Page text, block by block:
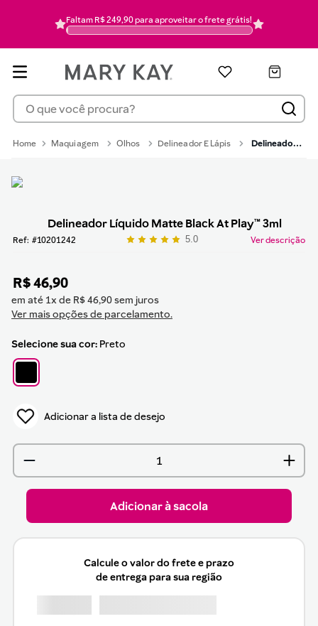
Faltam R$ 249,90 para aproveitar o frete grátis!
O que você procura?
Maquiagem Olhos Delineador E Lápis Delineador Líquido Matte Black At Play™ 3ml
Delineador Líquido Matte Black At Play™ 3ml
: 10201242 5.0 Ver descrição
R$46,90
em até 1x de R$46,90sem juros
Ver mais opções de parcelamento.
sua cor Preto
Adicionar à sacola
Calcule o valor do frete e prazo
de entrega para sua região
hidratante
mascara cilios
pincel
10 protetor solar